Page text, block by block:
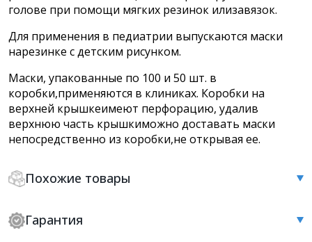
Похожие товары
Гарантия
голове при помощи мягких резинок илизавязок.
Для применения в педиатрии выпускаются маски
нарезинке с детским рисунком.
Маски, упакованные по 100 и 50 шт. в
коробки,применяются в клиниках. Коробки на
верхней крышкеимеют перфорацию, удалив
верхнюю часть крышкиможно доставать маски
непосредственно из коробки,не открывая ее.